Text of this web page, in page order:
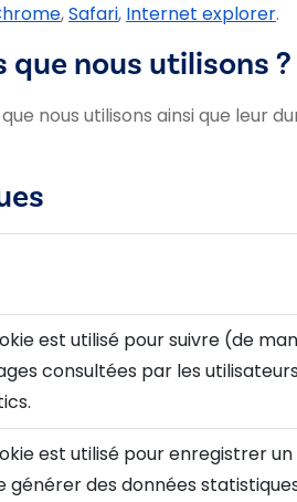
,Safari, Internet explorer.
que nous utilisons ?
nous utilisons ainsi que leur
est utilisé pour suivre (de
consultées par les
est utilisé pour enregistrer
générer des données